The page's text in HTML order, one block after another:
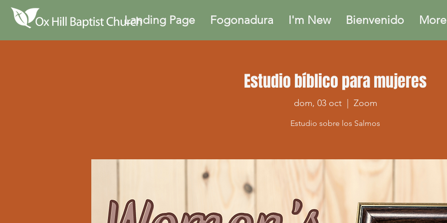
Landing Page Fogonadura I'm New Bienvenido
Estudio bíblico para mujeres
dom, 03 oct
  |
Zoom
Estudio sobre los Salmos